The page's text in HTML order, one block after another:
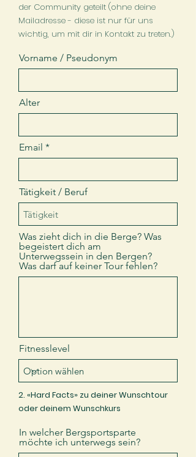
der Community geteilt (ohne deine
Mailadresse - diese ist nur für uns
wichtig, um mit dir in Kontakt zu treten.)
Vorname / Pseudonym
Alter
Email
Tätigkeit / Beruf
Was zieht dich in die Berge? Was
begeistert dich am
Unterwegssein in den Bergen?
Was darf auf keiner Tour fehlen?
Fitnesslevel
2. «Hard Facts» zu deiner Wunschtour
oder deinem Wunschkurs
In welcher Bergsportsparte
möchte ich unterwegs sein?